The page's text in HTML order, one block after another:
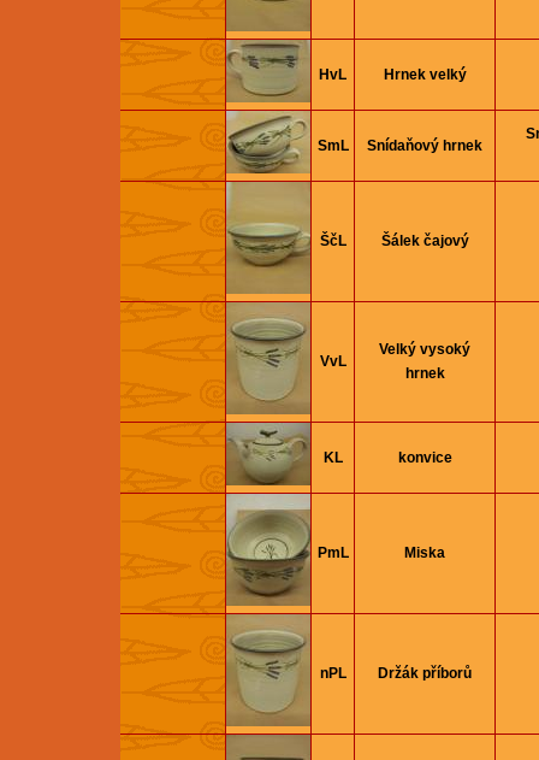
HvL Hrnek velký
SmL Snídaňový hrnek
ŠčL Šálek čajový
VvL
Velký vysoký
hrnek
KL konvice
PmL Miska
nPL Držák příborů